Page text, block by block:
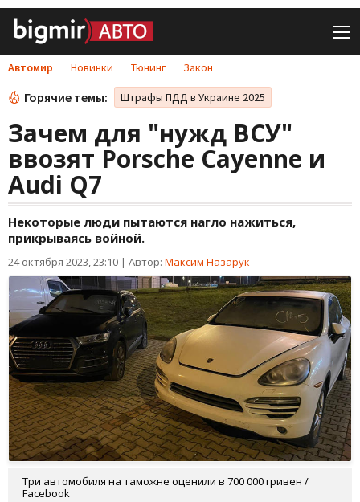
Автомир Новинки Тюнинг Закон
Горячие темы: Штрафы ПДД в Украине 2025
Зачем для "нужд ВСУ"
ввозят Porsche Cayenne и
Audi Q7
Некоторые люди пытаются нагло нажиться,
прикрываясь войной.
24 октября 2023, 23:10 | Автор: Максим Назарук
Три автомобиля на таможне оценили в 700 000 гривен /
Facebook